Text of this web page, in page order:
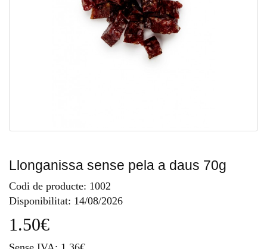
Llonganissa sense pela a daus 70g
Codi de producte: 1002
Disponibilitat: 14/08/2026
1.50€